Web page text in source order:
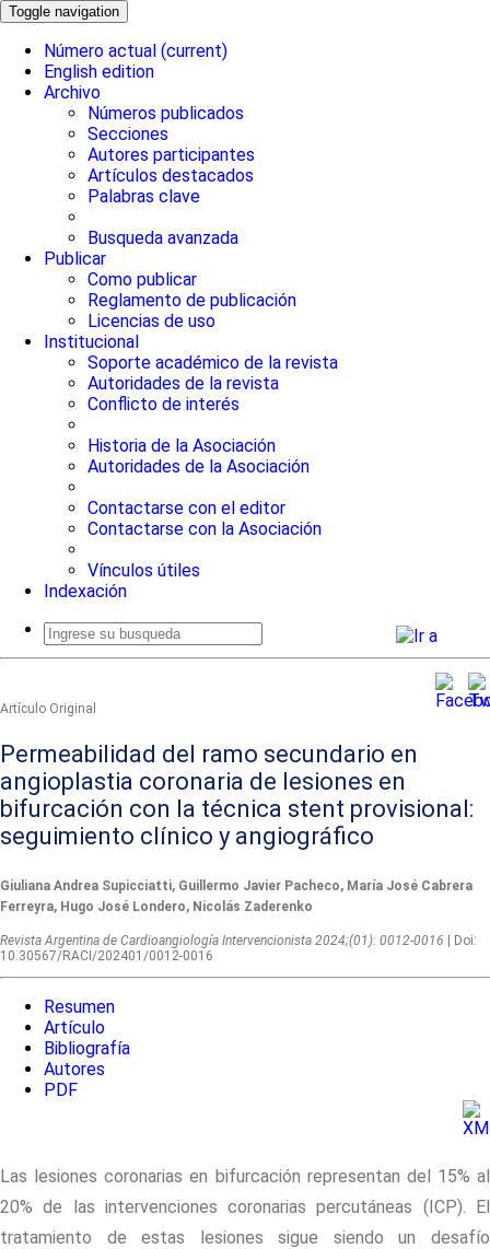
Toggle navigation
Número actual (current)
English edition
Archivo
Números publicados
Secciones
Autores participantes
Artículos destacados
Palabras clave
Busqueda avanzada
Publicar
Como publicar
Reglamento de publicación
Licencias de uso
Institucional
Soporte académico de la revista
Autoridades de la revista
Conflicto de interés
Historia de la Asociación
Autoridades de la Asociación
Contactarse con el editor
Contactarse con la Asociación
Vínculos útiles
Indexación
Artí­culo Original
Permeabilidad del ramo secundario en
angioplastia coronaria de lesiones en
bifurcación con la técnica stent provisional:
seguimiento clínico y angiográfico
Giuliana Andrea Supicciatti, Guillermo Javier Pacheco, María José Cabrera
Ferreyra, Hugo José Londero, Nicolás Zaderenko
Revista Argentina de Cardioangiologí­a Intervencionista 2024;(01): 0012-0016 | Doi:
10.30567/RACI/202401/0012-0016
Resumen
Artículo
Bibliografía
Autores
PDF
Las lesiones coronarias en bifurcación representan del 15% al
20% de las intervenciones coronarias percutáneas (ICP). El
tratamiento de estas lesiones sigue siendo un desafío